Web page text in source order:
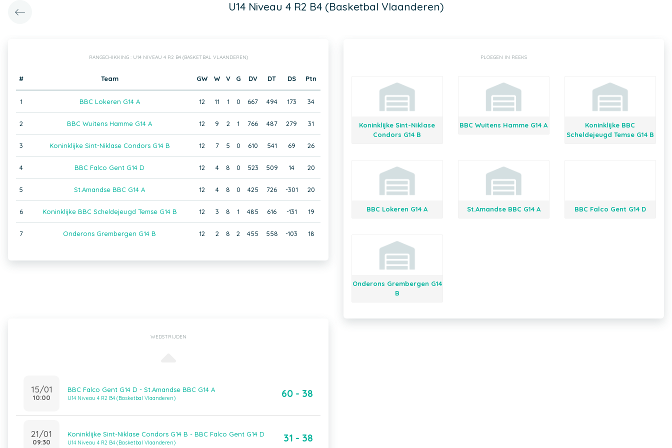
U14 Niveau 4 R2 B4 (Basketbal Vlaanderen)
RANGSCHIKKING : U14 NIVEAU 4 R2 B4 (BASKETBAL VLAANDEREN)
# Team GW W V G DV DT DS Ptn
1 BBC Lokeren G14 A 12 11 1 0 667 494 173 34
2 BBC Wuitens Hamme G14 A 12 9 2 1 766 487 279 31
3 Koninklijke Sint-Niklase Condors G14 B 12 7 5 0 610 541 69 26
4 BBC Falco Gent G14 D 12 4 8 0 523 509 14 20
5 St.Amandse BBC G14 A 12 4 8 0 425 726 -301 20
6 Koninklijke BBC Scheldejeugd Temse G14 B 12 3 8 1 485 616 -131 19
7 Onderons Grembergen G14 B 12 2 8 2 455 558 -103 18
PLOEGEN IN REEKS
Koninklijke Sint-Niklase
Condors G14 B
BBC Wuitens Hamme G14 A
Koninklijke BBC
Scheldejeugd Temse G14 B
BBC Lokeren G14 A St.Amandse BBC G14 A BBC Falco Gent G14 D
Onderons Grembergen G14
B
WEDSTRIJDEN
15/01
10:00
BBC Falco Gent G14 D - St.Amandse BBC G14 A
U14 Niveau 4 R2 B4 (Basketbal Vlaanderen) 60 - 38
21/01
09:30
Koninklijke Sint-Niklase Condors G14 B - BBC Falco Gent G14 D
U14 Niveau 4 R2 B4 (Basketbal Vlaanderen) 31 - 38